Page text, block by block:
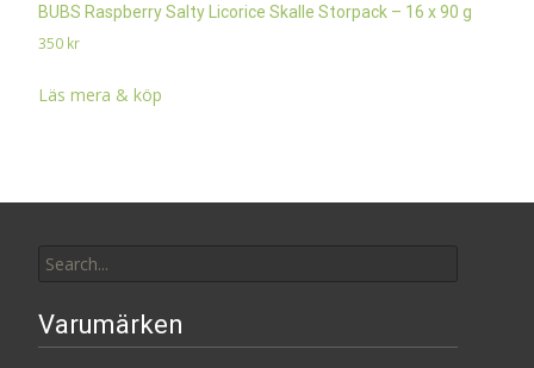
BUBS Raspberry Salty Licorice Skalle Storpack – 16 x 90 g
350 kr
Läs mera & köp
for:
Varumärken